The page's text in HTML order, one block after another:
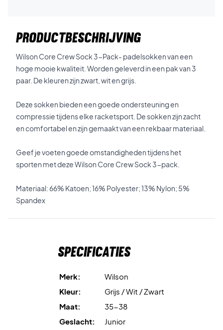
PRODUCTBESCHRIJVING
Wilson Core Crew Sock 3-Pack- padelsokken van een
hoge mooie kwaliteit. Worden geleverd in een pak van 3
paar. De kleuren zijn zwart, wit en grijs.
Deze sokken bieden een goede ondersteuning en
compressie tijdens elke racketsport. De sokken zijn zacht
en comfortabel en zijn gemaakt van een rekbaar materiaal.
Geef je voeten goede omstandigheden tijdens het
sporten met deze Wilson Core Crew Sock 3-pack.
Materiaal: 66% Katoen; 16% Polyester; 13% Nylon; 5%
Spandex
Specificaties
Merk:
Wilson
Kleur:
Grijs / Wit / Zwart
Maat:
35-38
Geslacht:
Junior